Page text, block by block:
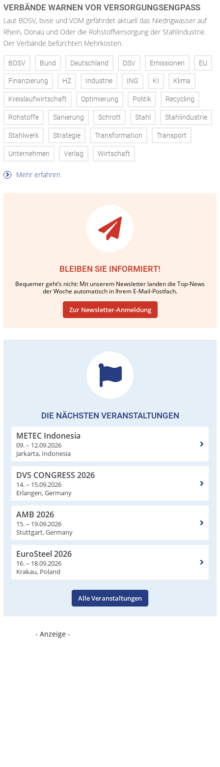
VERBÄNDE WARNEN VOR VERSORGUNGSENGPASS
Laut BDSV, bvse und VDM gefährdet aktuell das Niedrigwasser auf
Rhein, Donau und Oder die Rohstoffversorgung der Stahlindustrie.
Der Verbände befürchten Mehrkosten.
BDSV Bund Deutschland DSV Emissionen EU
Finanzierung HZ Industrie ING KI Klima
Kreislaufwirtschaft Optimierung Politik Recycling
Rohstoffe Sanierung Schrott Stahl Stahlindustrie
Stahlwerk Strategie Transformation Transport
Unternehmen Verlag Wirtschaft
Mehr erfahren
BLEIBEN SIE INFORMIERT!
Bequemer geht’s nicht: Mit unserem Newsletter landen die Top-News
der Woche automatisch in Ihrem E-Mail-Postfach.
Zur Newsletter-Anmeldung
DIE NÄCHSTEN VERANSTALTUNGEN
METEC Indonesia
09. – 12.09.2026
Jarkarta, Indonesia
DVS CONGRESS 2026
14. – 15.09.2026
Erlangen, Germany
AMB 2026
15. – 19.09.2026
Stuttgart, Germany
EuroSteel 2026
16. – 18.09.2026
Krakau, Poland
Alle Veranstaltungen
- Anzeige -